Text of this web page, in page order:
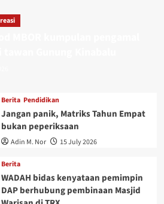
Berita Pendidikan
Jangan panik, Matriks Tahun Empat
bukan peperiksaan
Adin M. Nor 15 July 2026
Berita
WADAH bidas kenyataan pemimpin
DAP berhubung pembinaan Masjid